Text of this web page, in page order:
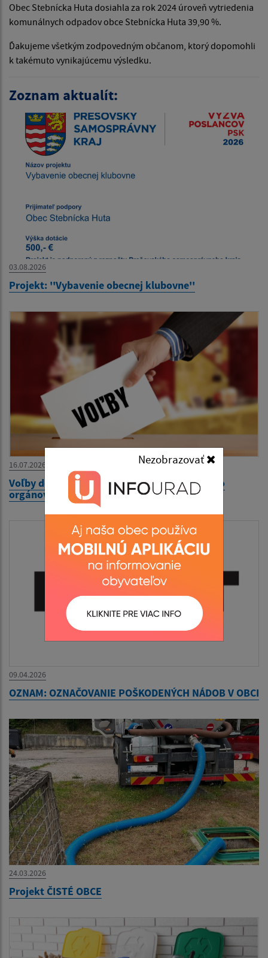
Nezobrazovať
Obec Stebnícka Huta dosiahla za rok 2024 úroveň vytriedenia
komunálnych odpadov obce Stebnícka Huta 39,90 %.
Ďakujeme všetkým zodpovedným občanom, ktorý dopomohli
k takémuto vynikajúcemu výsledku.
Zoznam aktualít:
03.08.2026
Projekt: ''Vybavenie obecnej klubovne''
16.07.2026
Voľby do orgánov samosprávy obci a voľby do
orgánov samosprávnych krajov
09.04.2026
OZNAM: OZNAČOVANIE POŠKODENÝCH NÁDOB V OBCI
24.03.2026
Projekt ČISTÉ OBCE